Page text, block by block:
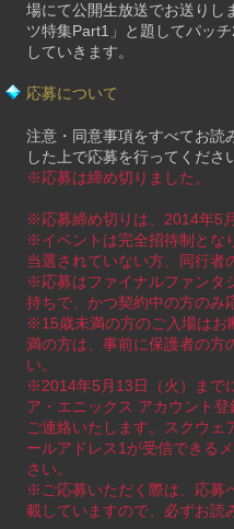
場にて公開生放送でお送りし
ツ特集Part1」と題してパッ
していきます。
応募について
注意・同意事項をすべてお読
した上で応募を行ってくださ
※応募は締め切りました。
※応募締め切りは、2014年5
※イベントは完全招待制とな
当選されていない方、同行者
※応募はファイナルファンタ
持ちで、かつ契約中の方のみ
※15歳未満の方のご入場はお
満の方は、事前に保護者の方
い。
※2014年5月13日（火）まで
ア・エニックス アカウント
ご連絡いたします。スクウェ
ールアドレス1が受信できる
さい。
※ご応募いただく際は、応募
載していますので、必ずお読